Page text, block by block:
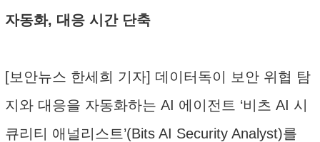
자동화, 대응 시간 단축
[보안뉴스 한세희 기자] 데이터독이 보안 위협 탐
지와 대응을 자동화하는 AI 에이전트 ‘비츠 AI 시
큐리티 애널리스트’(Bits AI Security Analyst)를